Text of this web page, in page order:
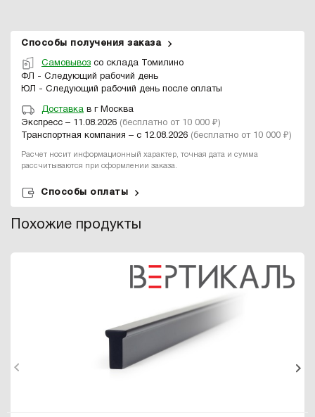
Способы получения заказа
Самовывоз со склада Томилино
ФЛ - Следующий рабочий день
ЮЛ - Следующий рабочий день после оплаты
Доставка в г Москва
Экспресс – 11.08.2026 (бесплатно от 10 000 ₽)
Транспортная компания – с 12.08.2026 (бесплатно от 10 000 ₽)
Расчет носит информационный характер, точная дата и сумма
рассчитываются при оформлении заказа.
Способы оплаты
Похожие продукты